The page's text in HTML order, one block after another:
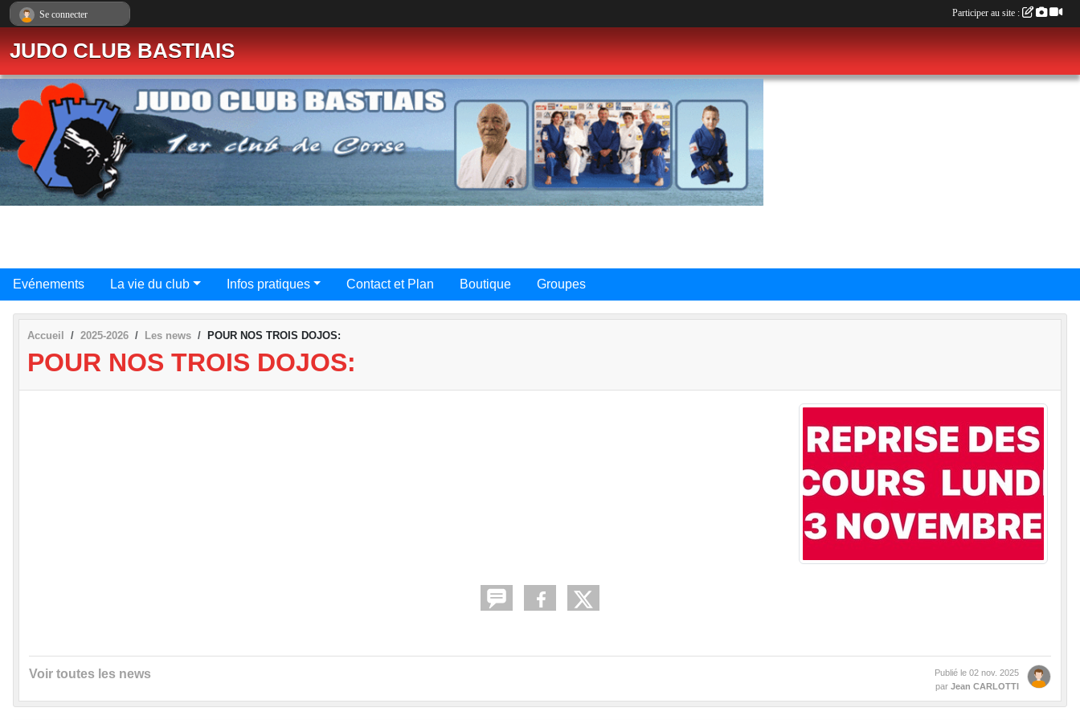
JUDO CLUB BASTIAIS
Evénements La vie du club Infos pratiques Contact et Plan Boutique Groupes
Accueil 2025-2026 Les news POUR NOS TROIS DOJOS:
POUR NOS TROIS DOJOS:
Voir toutes les news Publié le 02 nov. 2025
par Jean CARLOTTI
Se connecter Participer au site :
Panneau de gestion des cookies